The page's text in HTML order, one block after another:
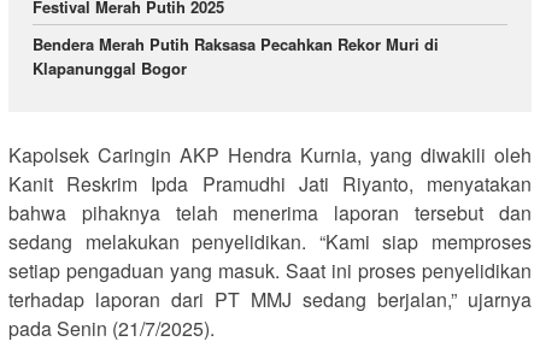
Festival Merah Putih 2025
Bendera Merah Putih Raksasa Pecahkan Rekor Muri di
Klapanunggal Bogor
Kapolsek Caringin AKP Hendra Kurnia, yang diwakili oleh
Kanit Reskrim Ipda Pramudhi Jati Riyanto, menyatakan
bahwa pihaknya telah menerima laporan tersebut dan
sedang melakukan penyelidikan. “Kami siap memproses
setiap pengaduan yang masuk. Saat ini proses penyelidikan
terhadap laporan dari PT MMJ sedang berjalan,” ujarnya
pada Senin (21/7/2025).